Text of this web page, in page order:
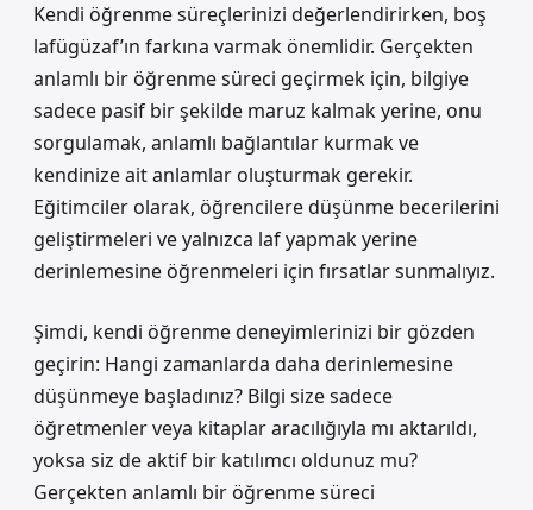
Kendi öğrenme süreçlerinizi değerlendirirken, boş
lafügüzaf’ın farkına varmak önemlidir. Gerçekten
anlamlı bir öğrenme süreci geçirmek için, bilgiye
sadece pasif bir şekilde maruz kalmak yerine, onu
sorgulamak, anlamlı bağlantılar kurmak ve
kendinize ait anlamlar oluşturmak gerekir.
Eğitimciler olarak, öğrencilere düşünme becerilerini
geliştirmeleri ve yalnızca laf yapmak yerine
derinlemesine öğrenmeleri için fırsatlar sunmalıyız.
Şimdi, kendi öğrenme deneyimlerinizi bir gözden
geçirin: Hangi zamanlarda daha derinlemesine
düşünmeye başladınız? Bilgi size sadece
öğretmenler veya kitaplar aracılığıyla mı aktarıldı,
yoksa siz de aktif bir katılımcı oldunuz mu?
Gerçekten anlamlı bir öğrenme süreci